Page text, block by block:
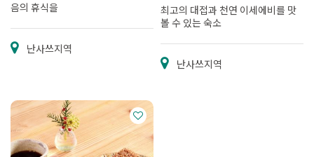
음의 휴식을
난사쓰지역
최고의 대접과 천연 이세에비를 맛
볼 수 있는 숙소
난사쓰지역